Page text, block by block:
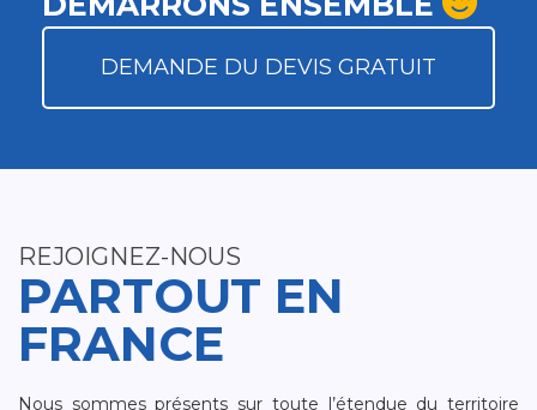
DEMANDE DU DEVIS GRATUIT
REJOIGNEZ-NOUS
PARTOUT EN
FRANCE
Nous sommes présents sur toute l’étendue du territoire